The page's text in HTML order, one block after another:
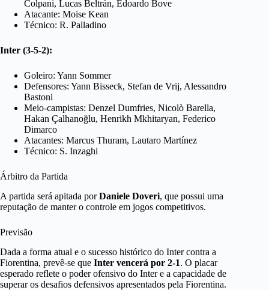
Colpani, Lucas Beltrán, Edoardo Bove
Atacante: Moise Kean
Técnico: R. Palladino
Inter (3-5-2):
Goleiro: Yann Sommer
Defensores: Yann Bisseck, Stefan de Vrij, Alessandro
Bastoni
Meio-campistas: Denzel Dumfries, Nicolò Barella,
Hakan Çalhanoğlu, Henrikh Mkhitaryan, Federico
Dimarco
Atacantes: Marcus Thuram, Lautaro Martínez
Técnico: S. Inzaghi
Árbitro da Partida
A partida será apitada porDaniele Doveri, que possui uma
reputação de manter o controle em jogos competitivos.
Previsão
Dada a forma atual e o sucesso histórico do Inter contra a
Fiorentina, prevê-se que Inter vencerá por 2-1. O placar
esperado reflete o poder ofensivo do Inter e a capacidade de
superar os desafios defensivos apresentados pela Fiorentina.